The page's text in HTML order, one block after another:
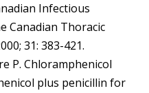
Infectious
Canadian Thoracic
31: 383-421.
P. Chloramphenicol
plus penicillin for